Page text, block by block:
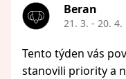
Beran
21. 3. - 20. 4.
Tento týden vás
stanovili priority a